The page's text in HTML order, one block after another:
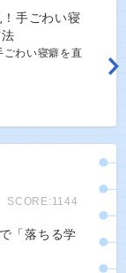
ごわい寝癖を直
SCORE:1144
「落ちる学